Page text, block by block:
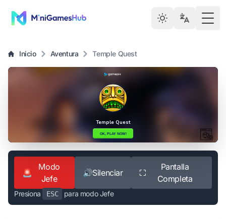
Inicio Aventura Temple Quest
🚨
Modo
Jefe
🔊Silenciar ⛶
Pantalla
Completa
Presiona ESC para modo Jefe